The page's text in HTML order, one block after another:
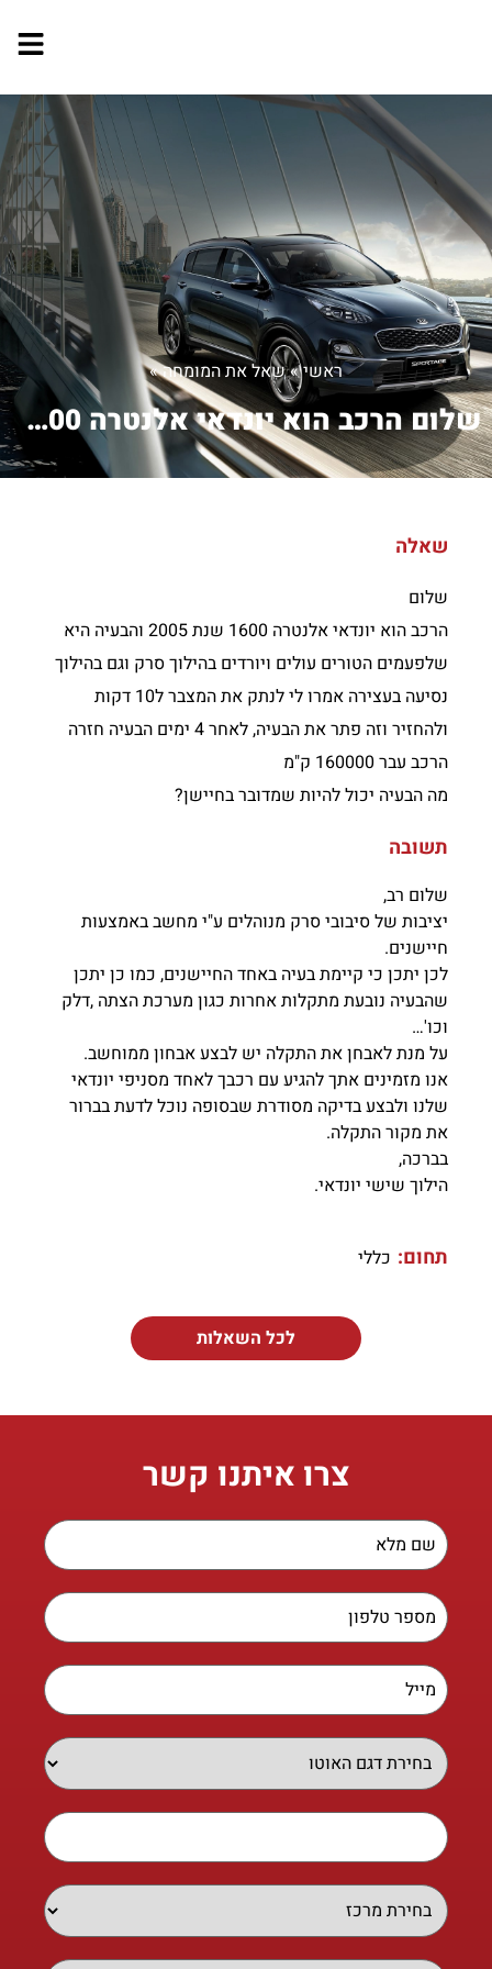
ראשי»שאל את המומחה»
שלום הרכב הוא יונדאי אלנטרה 1600 שנת...
שאלה
שלום
הרכב הוא יונדאי אלנטרה 1600 שנת 2005 והבעיה היא
שלפעמים הטורים עולים ויורדים בהילוך סרק וגם בהילוך
נסיעה בעצירה אמרו לי לנתק את המצבר ל10 דקות
ולהחזיר וזה פתר את הבעיה, לאחר 4 ימים הבעיה חזרה
הרכב עבר 160000 ק"מ
מה הבעיה יכול להיות שמדובר בחיישן?
תשובה
שלום רב,
יציבות של סיבובי סרק מנוהלים ע"י מחשב באמצעות
חיישנים.
לכן יתכן כי קיימת בעיה באחד החיישנים, כמו כן יתכן
שהבעיה נובעת מתקלות אחרות כגון מערכת הצתה ,דלק
וכו'…
על מנת לאבחן את התקלה יש לבצע אבחון ממוחשב.
אנו מזמינים אתך להגיע עם רכבך לאחד מסניפי יונדאי
שלנו ולבצע בדיקה מסודרת שבסופה נוכל לדעת בברור
את מקור התקלה.
בברכה,
הילוך שישי יונדאי.
תחום: כללי
לכל השאלות
צרו איתנו קשר